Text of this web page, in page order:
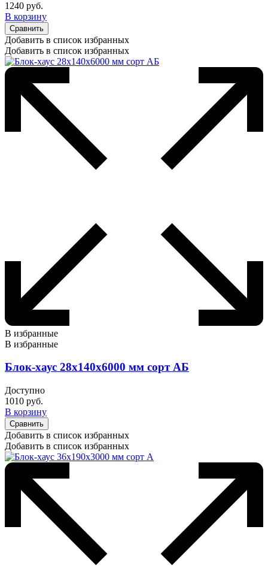
1240 руб.
В корзину
Сравнить
Добавить в список избранных
Добавить в список избранных
В избранные
В избранные
Блок-хаус 28х140х6000 мм сорт АБ
Доступно
1010 руб.
В корзину
Сравнить
Добавить в список избранных
Добавить в список избранных